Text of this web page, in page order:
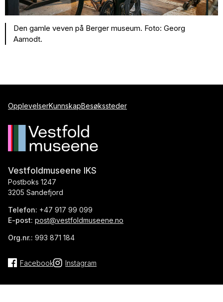
Den gamle veven på Berger museum. Foto: Georg
Aamodt.
OpplevelserKunnskapBesøkssteder
Vestfoldmuseene IKS
Postboks 1247
3205 Sandefjord
Telefon: +47 917 99 099
E-post: post@vestfoldmuseene.no
Org.nr.: 993 871 184
Facebook Instagram